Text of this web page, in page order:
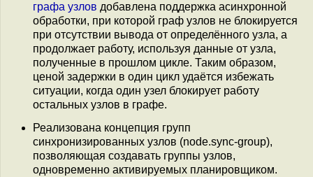
графа узлов добавлена поддержка асинхронной
обработки, при которой граф узлов не блокируется
при отсутствии вывода от определённого узла, а
продолжает работу, используя данные от узла,
полученные в прошлом цикле. Таким образом,
ценой задержки в один цикл удаётся избежать
ситуации, когда один узел блокирует работу
остальных узлов в графе.
Реализована концепция групп
синхронизированных узлов (node.sync-group),
позволяющая создавать группы узлов,
одновременно активируемых планировщиком.